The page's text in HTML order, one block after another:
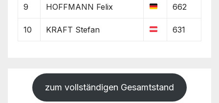
9 HOFFMANN Felix 662
10 KRAFT Stefan 631
zum vollständigen Gesamtstand